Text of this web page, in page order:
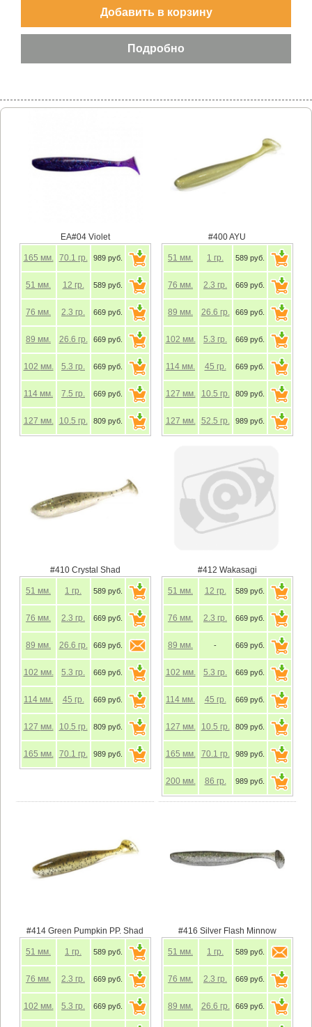
EA#04 Violet
165 мм. 70.1 гр. 989 руб.
51 мм. 12 гр. 589 руб.
76 мм. 2.3 гр. 669 руб.
89 мм. 26.6 гр. 669 руб.
102 мм. 5.3 гр. 669 руб.
114 мм. 7.5 гр. 669 руб.
127 мм. 10.5 гр. 809 руб.
#400 AYU
51 мм. 1 гр. 589 руб.
76 мм. 2.3 гр. 669 руб.
89 мм. 26.6 гр. 669 руб.
102 мм. 5.3 гр. 669 руб.
114 мм. 45 гр. 669 руб.
127 мм. 10.5 гр. 809 руб.
127 мм. 52.5 гр. 989 руб.
#410 Crystal Shad
51 мм. 1 гр. 589 руб.
76 мм. 2.3 гр. 669 руб.
89 мм. 26.6 гр. 669 руб.
102 мм. 5.3 гр. 669 руб.
114 мм. 45 гр. 669 руб.
127 мм. 10.5 гр. 809 руб.
165 мм. 70.1 гр. 989 руб.
#412 Wakasagi
51 мм. 12 гр. 589 руб.
76 мм. 2.3 гр. 669 руб.
89 мм. - 669 руб.
102 мм. 5.3 гр. 669 руб.
114 мм. 45 гр. 669 руб.
127 мм. 10.5 гр. 809 руб.
165 мм. 70.1 гр. 989 руб.
200 мм. 86 гр. 989 руб.
#414 Green Pumpkin PP. Shad
51 мм. 1 гр. 589 руб.
76 мм. 2.3 гр. 669 руб.
102 мм. 5.3 гр. 669 руб.
#416 Silver Flash Minnow
51 мм. 1 гр. 589 руб.
76 мм. 2.3 гр. 669 руб.
89 мм. 26.6 гр. 669 руб.